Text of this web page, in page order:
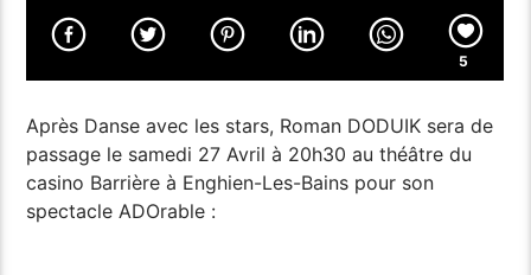
5
Après Danse avec les stars, Roman DODUIK sera de
passage le samedi 27 Avril à 20h30 au théâtre du
casino Barrière à Enghien-Les-Bains pour son
spectacle ADOrable :